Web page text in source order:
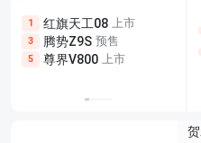
1 红旗天工08 上市
3 腾势Z9S 预售
5 尊界V800 上市